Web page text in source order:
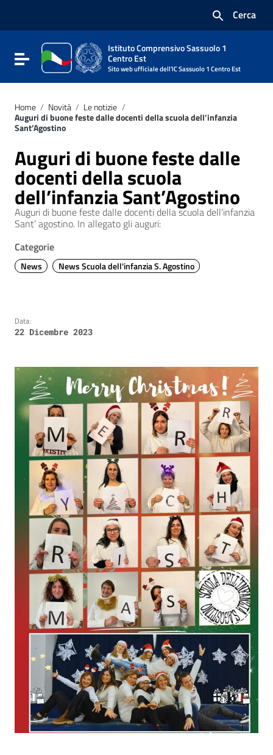
Vai al footer
Cerca
Attiva / disattiva la navigazione
Istituto Comprensivo Sassuolo 1
Centro Est
Sito web ufficiale dell'IC Sassuolo 1 Centro Est
Home / Novità / Le notizie /
Auguri di buone feste dalle docenti della scuola dell’infanzia
Sant’Agostino
Auguri di buone feste dalle
docenti della scuola
dell’infanzia Sant’Agostino
Auguri di buone feste dalle docenti della scuola dell’infanzia
Sant’ agostino. In allegato gli auguri:
Categorie
News News Scuola dell'infanzia S. Agostino
Data:
22 Dicembre 2023